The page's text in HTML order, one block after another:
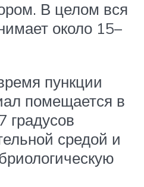
В целом вся
около 15–
пункции
помещается в
градусов
средой и